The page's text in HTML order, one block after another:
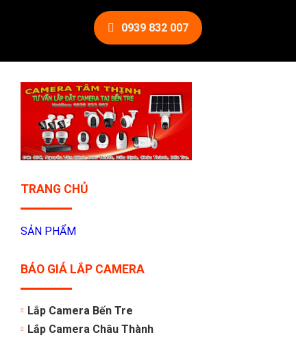
0939 832 007
TRANG CHỦ
SẢN PHẨM
BÁO GIÁ LẮP CAMERA
Lắp Camera Bến Tre
Lắp Camera Châu Thành